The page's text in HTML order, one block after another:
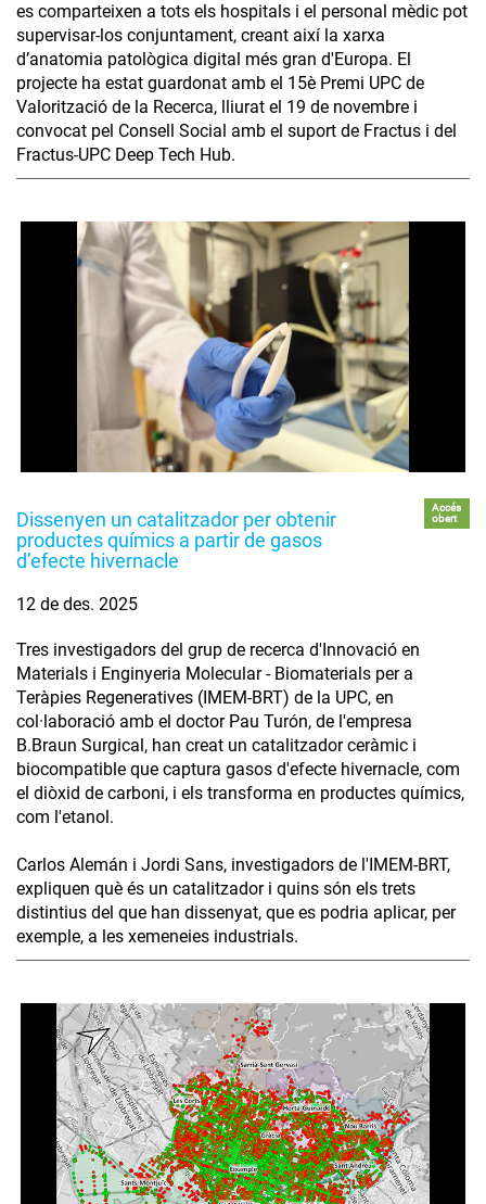
es comparteixen a tots els hospitals i el personal mèdic pot
supervisar-los conjuntament, creant així la xarxa
d’anatomia patològica digital més gran d'Europa. El
projecte ha estat guardonat amb el 15è Premi UPC de
Valorització de la Recerca, lliurat el 19 de novembre i
convocat pel Consell Social amb el suport de Fractus i del
Fractus-UPC Deep Tech Hub.
Dissenyen un catalitzador per obtenir
productes químics a partir de gasos
d’efecte hivernacle
Accés
obert
12 de des. 2025
Tres investigadors del grup de recerca d'Innovació en
Materials i Enginyeria Molecular - Biomaterials per a
Teràpies Regeneratives (IMEM-BRT) de la UPC, en
col·laboració amb el doctor Pau Turón, de l'empresa
B.Braun Surgical, han creat un catalitzador ceràmic i
biocompatible que captura gasos d'efecte hivernacle, com
el diòxid de carboni, i els transforma en productes químics,
com l'etanol.
Carlos Alemán i Jordi Sans, investigadors de l'IMEM-BRT,
expliquen què és un catalitzador i quins són els trets
distintius del que han dissenyat, que es podria aplicar, per
exemple, a les xemeneies industrials.